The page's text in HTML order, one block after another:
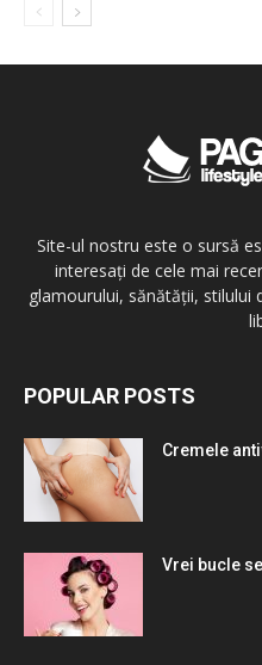
Site-ul nostru este o sursă
interesați de cele mai
glamourului, sănătății, stilului
POPULAR POSTS
Cremele
Vrei bucle